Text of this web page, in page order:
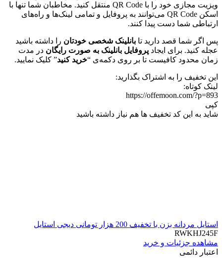
ویزیت مجازی خود را با QR Code منتقل کنید. مخاطبان شما تنها با
اسکن QR Code می‌توانند به پروفایل و تمامی لینک‌ها و راه‌های
ارتباطی شما دست پیدا کنند.
پس اگر شما قصد دارید تا بانلینک شخصی خودتان را داشته باشید
عجله کنید. برای ایجاد پروفایل بانلینک به صورت رایگان در مدت
زمان محدود کافیست تا بر روی دکمه‌ی “خرید کنید” کلیک نمایید.
این تخفیف را به اشتراک بگذارید:
لینک کوتاه:
https://offemoon.com/?p=893
کپی
شاید به این کد تخفیف ها هم نیاز داشته باشید
استایل مردانه بزن با تخفیف 200 هزار تومانی دیجی استایل
RWKHJ245F
مشاهده جزئیات و خرید
اعتبار دائمی